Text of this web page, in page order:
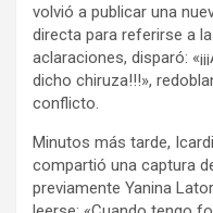
volvió a publicar una
directa para referirse a
aclaraciones, disparó:
dicho chiruza!!!»,
conflicto.
Minutos más tarde,
compartió una captura
previamente Yanina